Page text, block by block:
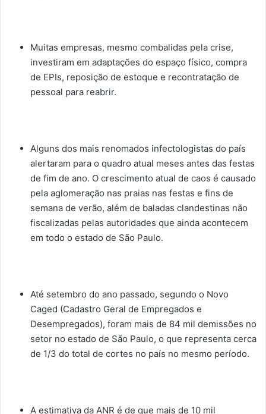
Muitas empresas, mesmo combalidas pela crise,
investiram em adaptações do espaço físico, compra
de EPIs, reposição de estoque e recontratação de
pessoal para reabrir.
Alguns dos mais renomados infectologistas do país
alertaram para o quadro atual meses antes das festas
de fim de ano. O crescimento atual de caos é causado
pela aglomeração nas praias nas festas e fins de
semana de verão, além de baladas clandestinas não
fiscalizadas pelas autoridades que ainda acontecem
em todo o estado de São Paulo.
Até setembro do ano passado, segundo o Novo
Caged (Cadastro Geral de Empregados e
Desempregados), foram mais de 84 mil demissões no
setor no estado de São Paulo, o que representa cerca
de 1/3 do total de cortes no país no mesmo período.
A estimativa da ANR é de que mais de 10 mil